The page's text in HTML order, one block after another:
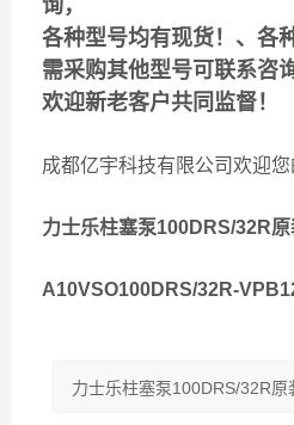
询，
各种型号均有现货！、各
需采购其他型号可联系咨
欢迎新老客户共同监督！
成都亿宇科技有限公司欢迎您
力士乐柱塞泵100DRS/32R
A10VSO100DRS/32R-